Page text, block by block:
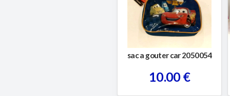
sac a gouter car 2050054
10.00 €